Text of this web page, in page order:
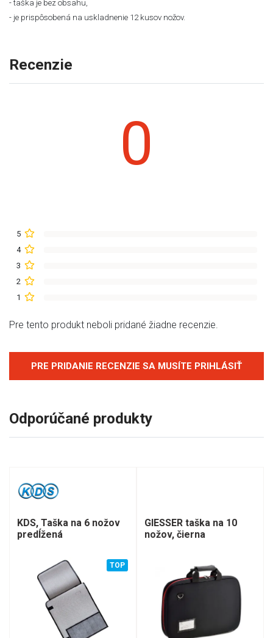
- taška je bez obsahu,
- je prispôsobená na uskladnenie 12 kusov nožov.
Recenzie
0
5
4
3
2
1
Pre tento produkt neboli pridané žiadne recenzie.
PRE PRIDANIE RECENZIE SA MUSÍTE PRIHLÁSIŤ
Odporúčané produkty
KDS, Taška na 6 nožov
predĺžená
TOP
GIESSER taška na 10
nožov, čierna